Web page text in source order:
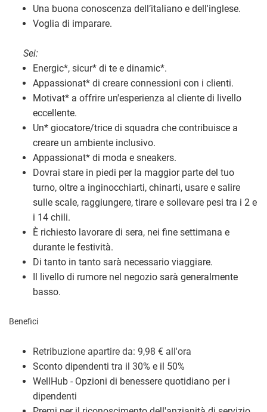
Una buona conoscenza dell’italiano e dell'inglese.
Voglia di imparare.
Sei:
Energic*, sicur* di te e dinamic*.
Appassionat* di creare connessioni con i clienti.
Motivat* a offrire un'esperienza al cliente di livello
eccellente.
Un* giocatore/trice di squadra che contribuisce a
creare un ambiente inclusivo.
Appassionat* di moda e sneakers.
Dovrai stare in piedi per la maggior parte del tuo
turno, oltre a inginocchiarti, chinarti, usare e salire
sulle scale, raggiungere, tirare e sollevare pesi tra i 2 e
i 14 chili.
È richiesto lavorare di sera, nei fine settimana e
durante le festività.
Di tanto in tanto sarà necessario viaggiare.
Il livello di rumore nel negozio sarà generalmente
basso.
Benefici
Retribuzione apartire da: 9,98 € all'ora
Sconto dipendenti tra il 30% e il 50%
WellHub - Opzioni di benessere quotidiano per i
dipendenti